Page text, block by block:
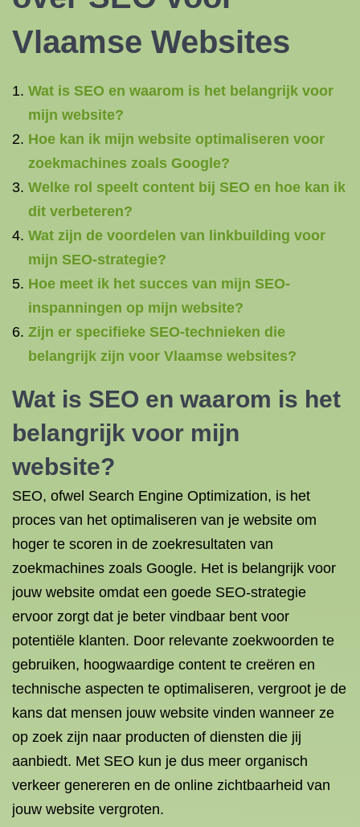
Vlaamse Websites
Wat is SEO en waarom is het belangrijk voor
mijn website?
Hoe kan ik mijn website optimaliseren voor
zoekmachines zoals Google?
Welke rol speelt content bij SEO en hoe kan ik
dit verbeteren?
Wat zijn de voordelen van linkbuilding voor
mijn SEO-strategie?
Hoe meet ik het succes van mijn SEO-
inspanningen op mijn website?
Zijn er specifieke SEO-technieken die
belangrijk zijn voor Vlaamse websites?
Wat is SEO en waarom is het
belangrijk voor mijn
website?
SEO, ofwel Search Engine Optimization, is het
proces van het optimaliseren van je website om
hoger te scoren in de zoekresultaten van
zoekmachines zoals Google. Het is belangrijk voor
jouw website omdat een goede SEO-strategie
ervoor zorgt dat je beter vindbaar bent voor
potentiële klanten. Door relevante zoekwoorden te
gebruiken, hoogwaardige content te creëren en
technische aspecten te optimaliseren, vergroot je de
kans dat mensen jouw website vinden wanneer ze
op zoek zijn naar producten of diensten die jij
aanbiedt. Met SEO kun je dus meer organisch
verkeer genereren en de online zichtbaarheid van
jouw website vergroten.